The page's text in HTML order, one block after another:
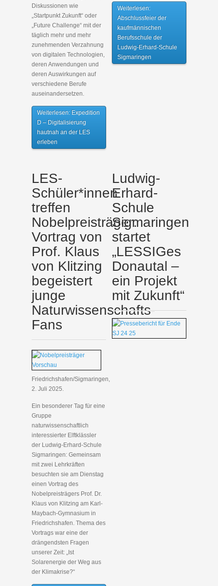
Diskussionen wie
„Startpunkt Zukunft“ oder
„Future Challenge“ mit der
täglich mehr und mehr
zunehmenden Verzahnung
von digitalen Technologien,
deren Anwendungen und
deren Auswirkungen auf
verschiedene Berufe
auseinandersetzen.
Weiterlesen: Expedition
D – Digitalisierung
hautnah an der LES
erleben
Weiterlesen:
Abschlussfeier der
kaufmännischen
Berufsschule der
Ludwig-Erhard-Schule
Sigmaringen
LES-
Schüler*innen
treffen
Nobelpreisträger:
Vortrag von
Prof. Klaus
von Klitzing
begeistert
junge
Naturwissenschafts-
Fans
Friedrichshafen/Sigmaringen,
2. Juli 2025.
Ein besonderer Tag für eine
Gruppe
naturwissenschaftlich
interessierter Elftklässler
der Ludwig-Erhard-Schule
Sigmaringen: Gemeinsam
mit zwei Lehrkräften
besuchten sie am Dienstag
einen Vortrag des
Nobelpreisträgers Prof. Dr.
Klaus von Klitzing am Karl-
Maybach-Gymnasium in
Friedrichshafen. Thema des
Vortrags war eine der
drängendsten Fragen
unserer Zeit: „Ist
Solarenergie der Weg aus
der Klimakrise?“
Ludwig-
Erhard-
Schule
Sigmaringen
startet
„LESSIGes
Donautal –
ein Projekt
mit Zukunft“